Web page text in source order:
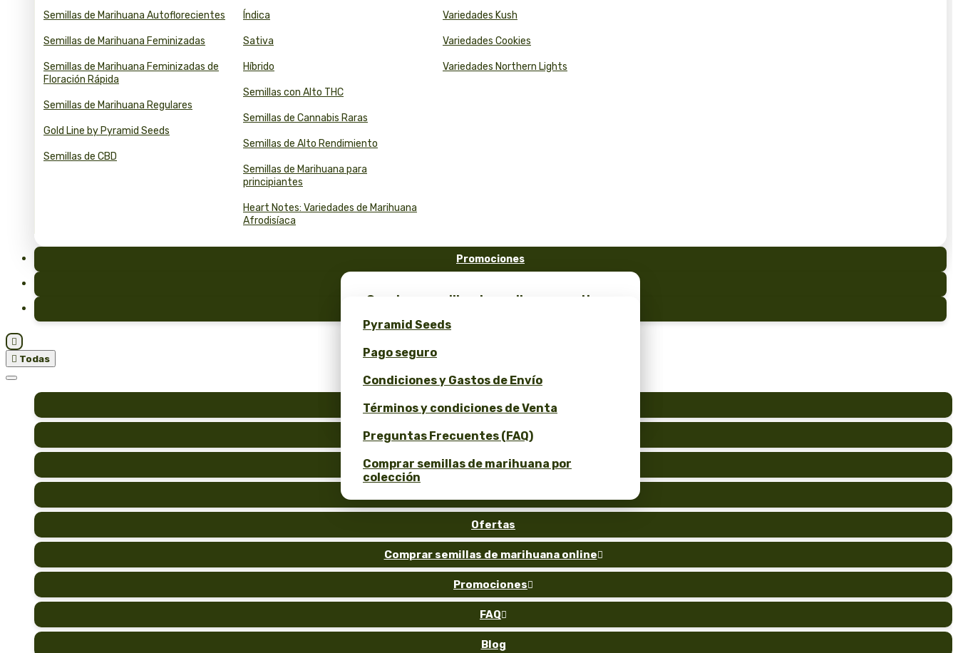
Semillas de Marihuana Autoflorecientes
Semillas de Marihuana Feminizadas
Semillas de Marihuana Feminizadas de
Floración Rápida
Semillas de Marihuana Regulares
Gold Line by Pyramid Seeds
Semillas de CBD
Índica
Sativa
Híbrido
Semillas con Alto THC
Semillas de Cannabis Raras
Semillas de Alto Rendimiento
Semillas de Marihuana para
principiantes
Heart Notes: Variedades de Marihuana
Afrodisíaca
Variedades Kush
Variedades Cookies
Variedades Northern Lights
Promociones
¡Consigue semillas de marihuana gratis y
Seeds!
Obtén un 10% de descuento por tu opinión!
Calculadora de Precios de Semillas a Granel
Pyramid Seeds
Pago seguro
Condiciones y Gastos de Envío
Términos y condiciones de Venta
Preguntas Frecuentes (FAQ)
Comprar semillas de marihuana por
colección

 Todas
Auto
Fem
Reg
Ofertas
Comprar semillas de marihuana online 
Promociones 
FAQ 
Blog